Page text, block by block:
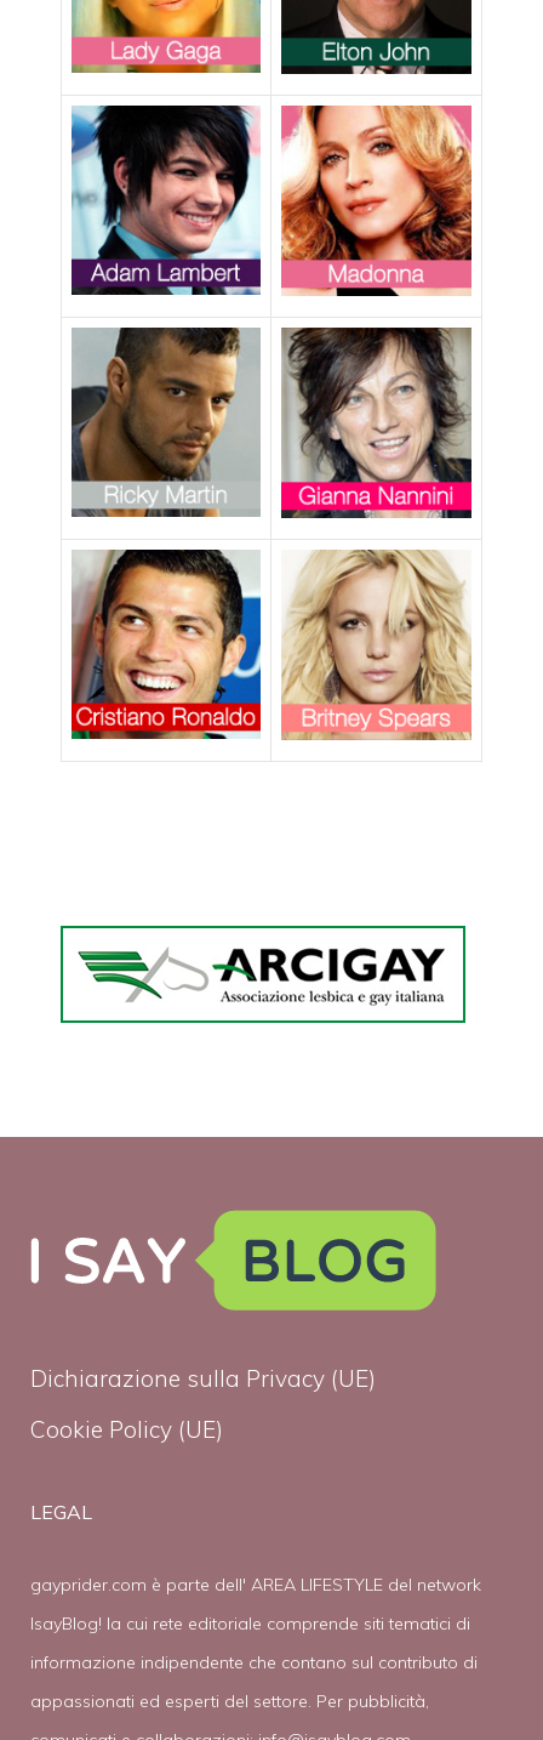
Dichiarazione sulla Privacy (UE)
Cookie Policy (UE)
LEGAL
gayprider.com è parte dell' AREA LIFESTYLE del network
IsayBlog! la cui rete editoriale comprende siti tematici di
informazione indipendente che contano sul contributo di
appassionati ed esperti del settore. Per pubblicità,